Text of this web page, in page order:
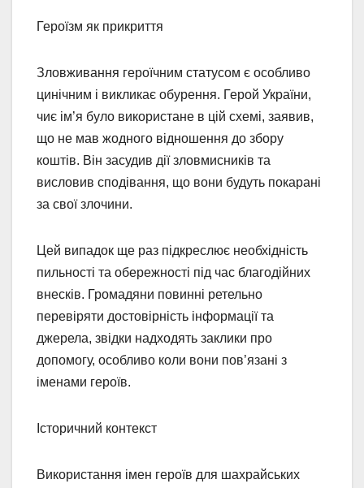
Героїзм як прикриття
Зловживання героїчним статусом є особливо
цинічним і викликає обурення. Герой України,
чиє ім’я було використане в цій схемі, заявив,
що не мав жодного відношення до збору
коштів. Він засудив дії зловмисників та
висловив сподівання, що вони будуть покарані
за свої злочини.
Цей випадок ще раз підкреслює необхідність
пильності та обережності під час благодійних
внесків. Громадяни повинні ретельно
перевіряти достовірність інформації та
джерела, звідки надходять заклики про
допомогу, особливо коли вони пов’язані з
іменами героїв.
Історичний контекст
Використання імен героїв для шахрайських